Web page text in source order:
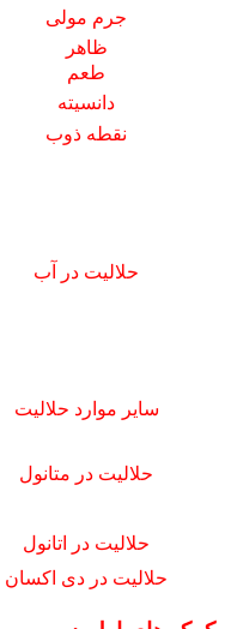
جرم مولی
ظاهر
طعم
دانسیته
نقطه ذوب
حلالیت در آب
سایر موارد حلالیت
حلالیت در متانول
حلالیت در اتانول
حلالیت در دی اکسان